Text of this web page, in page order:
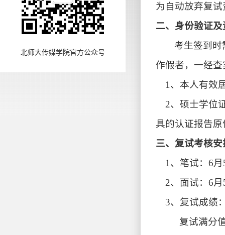
北师大传媒学院官方公众号
为自动放弃复试
二、身份验证
考生签到
作假者，一经
1、本人有效
2、硕士学位
具的认证报告原
三、复试考核安
1、笔试：6
2、面试：6
3、复试成绩
复试满分